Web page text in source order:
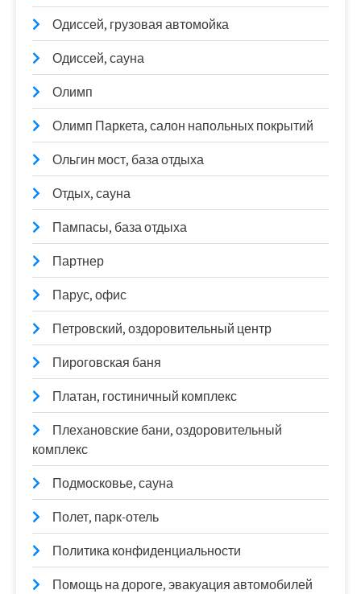
Одиссей, грузовая автомойка
Одиссей, сауна
Олимп
Олимп Паркета, салон напольных покрытий
Ольгин мост, база отдыха
Отдых, сауна
Пампасы, база отдыха
Партнер
Парус, офис
Петровский, оздоровительный центр
Пироговская баня
Платан, гостиничный комплекс
Плехановские бани, оздоровительный
комплекс
Подмосковье, сауна
Полет, парк-отель
Политика конфиденциальности
Помощь на дороге, эвакуация автомобилей